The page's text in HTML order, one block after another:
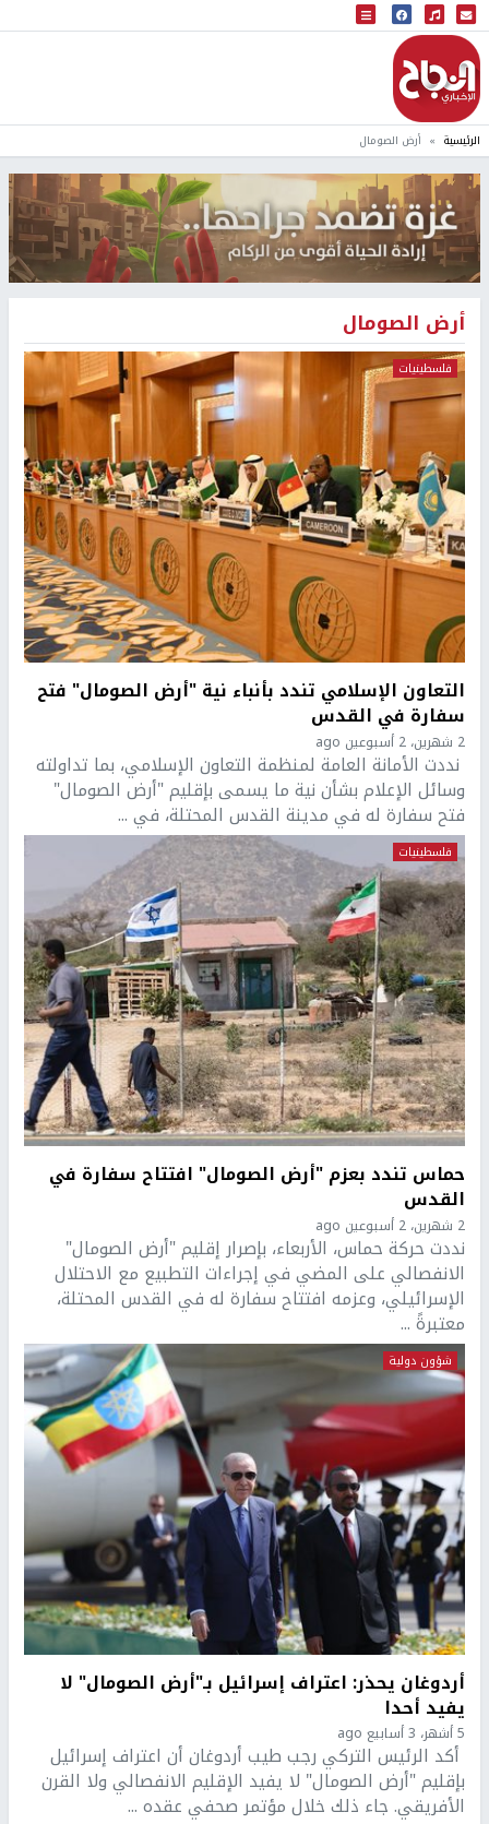
البث المباشر
إذاعة النجاح
الرئيسية أرض الصومال
أرض الصومال
فلسطينيات
التعاون الإسلامي تندد بأنباء نية "أرض الصومال" فتح
سفارة في القدس
2 شهرين، 2 أسبوعين ago
نددت الأمانة العامة لمنظمة التعاون الإسلامي، بما تداولته
وسائل الإعلام بشأن نية ما يسمى بإقليم "أرض الصومال"
فتح سفارة له في مدينة القدس المحتلة، في ...
فلسطينيات
حماس تندد بعزم "أرض الصومال" افتتاح سفارة في
القدس
2 شهرين، 2 أسبوعين ago
نددت حركة حماس، الأربعاء، بإصرار إقليم "أرض الصومال"
الانفصالي على المضي في إجراءات التطبيع مع الاحتلال
الإسرائيلي، وعزمه افتتاح سفارة له في القدس المحتلة،
معتبرةً ...
شؤون دولية
أردوغان يحذر: اعتراف إسرائيل بـ"أرض الصومال" لا
يفيد أحدا
5 أشهر، 3 أسابيع ago
أكد الرئيس التركي رجب طيب أردوغان أن اعتراف إسرائيل
بإقليم "أرض الصومال" لا يفيد الإقليم الانفصالي ولا القرن
الأفريقي. جاء ذلك خلال مؤتمر صحفي عقده ...